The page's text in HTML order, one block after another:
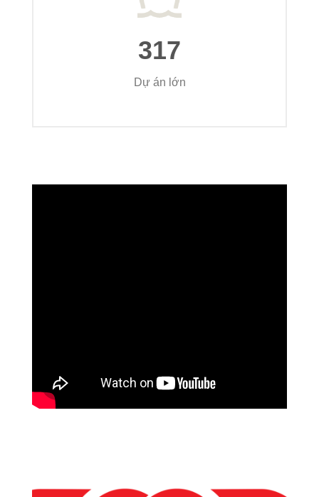
317
Dự án lớn